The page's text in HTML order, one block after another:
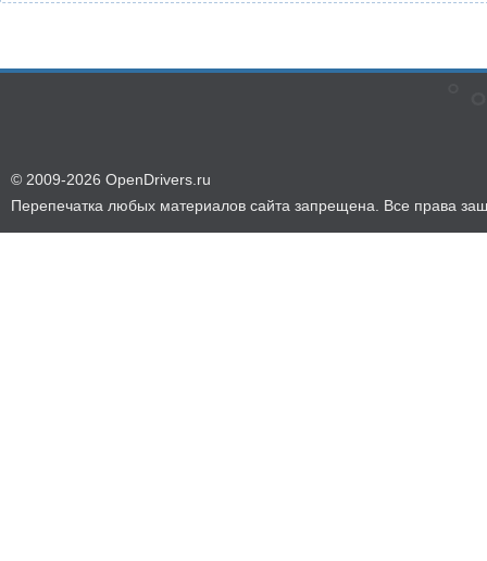
© 2009-2026 OpenDrivers.ru
Перепечатка любых материалов сайта запрещена. Все права